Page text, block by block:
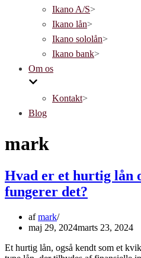
Ikano A/S>
Ikano lån>
Ikano sololån>
Ikano bank>
Om os
Kontakt>
Blog
mark
Hvad er et hurtig lån
fungerer det?
afmark
maj 29, 2024marts 23, 2024
Et hurtig lån, også kendt som et